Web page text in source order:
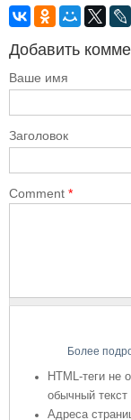
Добавить
Ваше имя
Заголовок
Comment *
Более
HTML-теги не
обычный текст
Адреса